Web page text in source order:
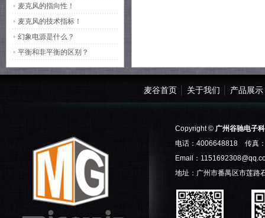
别？
• 麦克风的指向性！
• 麦克风的技术指标！
• 幻象电源是什么？
• 平衡和非平衡的区别？
麦谷首页 关于我们 产品展示
Copyright © 广州谷驰电子
电话：4006648818 传真
Email：
地址：广州市番禺区市莲